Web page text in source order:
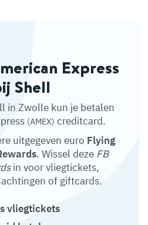
Express
Shell
in Zwolle kun je betalen
(AMEX) creditcard.
uitgegeven euro Flying
. Wissel deze FB
in voor vliegtickets,
of giftcards.
vliegtickets